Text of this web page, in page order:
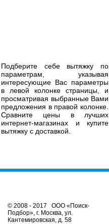
Подберите себе вытяжку по
параметрам, указывая
интересующие Вас параметры
в левой колонке страницы, и
просматривая выбранные Вами
предложения в правой колонке.
Сравните цены в лучших
интернет-магазинах и купите
вытяжку с доставкой.
© 2008 - 2017 ООО «Поиск-
Подбор», г. Москва, ул.
Кантемировская, д. 58